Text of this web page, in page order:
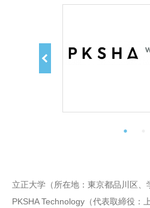
立正大学（所在地：東京都品川区
PKSHA Technology（代表取締役：